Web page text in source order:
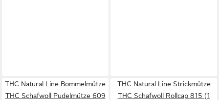
THC Natural Line Bommelmütze
THC Schafwoll Pudelmütze 609
THC Natural Line Strickmütze
THC Schafwoll Rollcap 815 (1